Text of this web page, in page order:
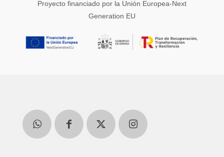
Proyecto financiado por la Unión Europea-Next
Generation EU